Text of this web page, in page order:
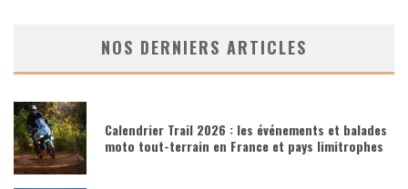
NOS DERNIERS ARTICLES
Calendrier Trail 2026 : les événements et balades
moto tout-terrain en France et pays limitrophes